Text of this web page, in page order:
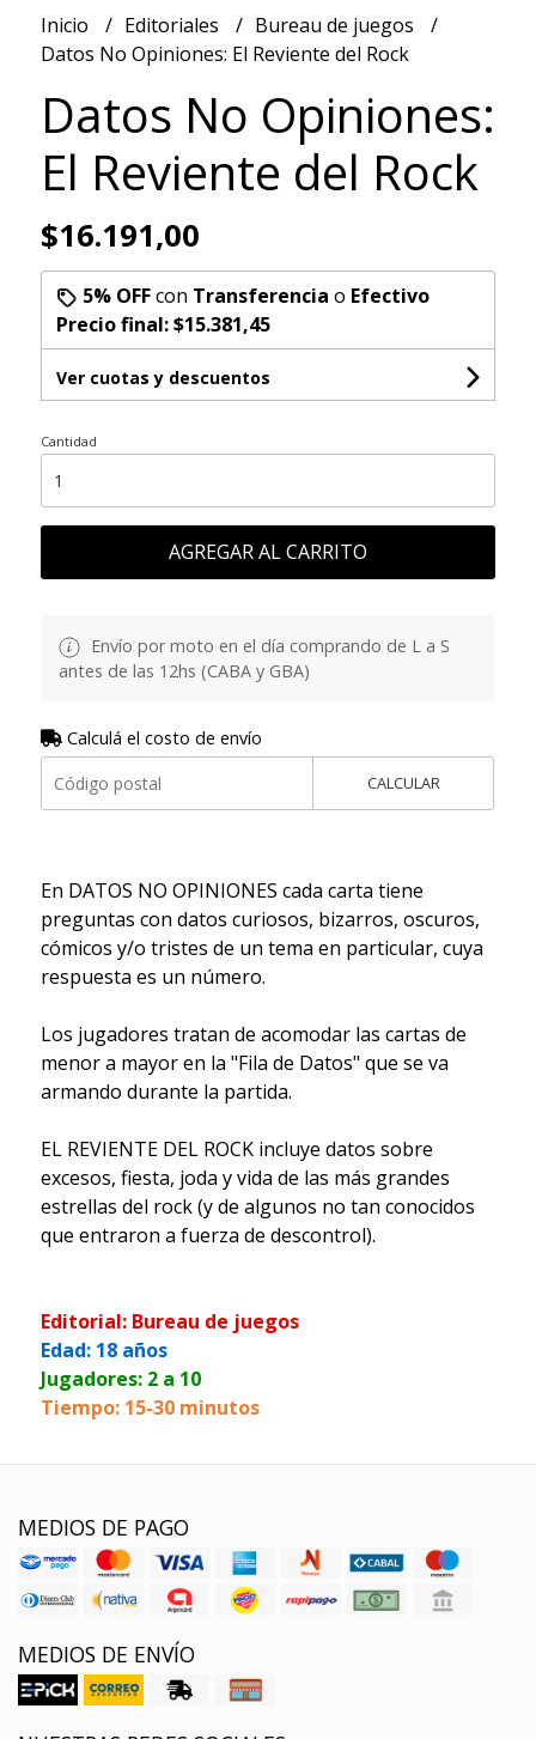
Inicio Editoriales
Bureau de juegos
Datos No Opiniones: El Reviente del Rock
Datos No Opiniones:
El Reviente del Rock
$16.191,00
5% OFFcon Transferencia o Efectivo
Precio final:$15.381,45
Ver cuotas y descuentos
Cantidad
AGREGAR AL CARRITO
Envío por moto en el día comprando de L a S
antes de las 12hs (CABA y GBA)
Calculá el costo de envío
CALCULAR
En DATOS NO OPINIONES cada carta tiene
preguntas con datos curiosos, bizarros, oscuros,
cómicos y/o tristes de un tema en particular, cuya
respuesta es un número.
Los jugadores tratan de acomodar las cartas de
menor a mayor en la "Fila de Datos" que se va
armando durante la partida.
EL REVIENTE DEL ROCK incluye datos sobre
excesos, fiesta, joda y vida de las más grandes
estrellas del rock (y de algunos no tan conocidos
que entraron a fuerza de descontrol).
Editorial: Bureau de juegos
Edad: 18 años
Jugadores: 2 a 10
Tiempo: 15-30 minutos
MEDIOS DE PAGO
MEDIOS DE ENVÍO